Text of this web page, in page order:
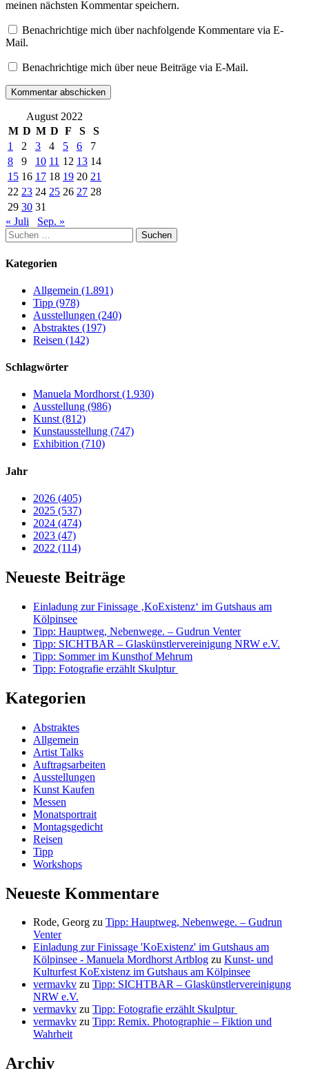
meinen nächsten Kommentar speichern.
Benachrichtige mich über nachfolgende Kommentare via E-
Mail.
Benachrichtige mich über neue Beiträge via E-Mail.
August 2022
M D M D F S
S
1
2 3 4 5 6
7
8
9 10 11 12 13 14
15 16 17 18 19 20 21
22 23 24 25 26 27 28
29 30 31
« Juli
Sep. »
Suchen
nach:
Kategorien
Allgemein (1.891)
Tipp (978)
Ausstellungen (240)
Abstraktes (197)
Reisen (142)
Schlagwörter
Manuela Mordhorst (1.930)
Ausstellung (986)
Kunst (812)
Kunstausstellung (747)
Exhibition (710)
Jahr
2026 (405)
2025 (537)
2024 (474)
2023 (47)
2022 (114)
Neueste Beiträge
Einladung zur Finissage ‚KoExistenz‘ im Gutshaus am
Kölpinsee
Tipp: Hauptweg, Nebenwege. – Gudrun Venter
Tipp: SICHTBAR – Glaskünstlervereinigung NRW e.V.
Tipp: Sommer im Kunsthof Mehrum
Tipp: Fotografie erzählt Skulptur
Kategorien
Abstraktes
Allgemein
Artist Talks
Auftragsarbeiten
Ausstellungen
Kunst Kaufen
Messen
Monatsportrait
Montagsgedicht
Reisen
Tipp
Workshops
Neueste Kommentare
Rode, Georg zu Tipp: Hauptweg, Nebenwege. – Gudrun
Venter
Einladung zur Finissage 'KoExistenz' im Gutshaus am
Kölpinsee - Manuela Mordhorst Artblog zu Kunst- und
Kulturfest KoExistenz im Gutshaus am Kölpinsee
vermavkv zu Tipp: SICHTBAR – Glaskünstlervereinigung
NRW e.V.
vermavkv zu Tipp: Fotografie erzählt Skulptur
vermavkv zu Tipp: Remix. Photographie – Fiktion und
Wahrheit
Archiv